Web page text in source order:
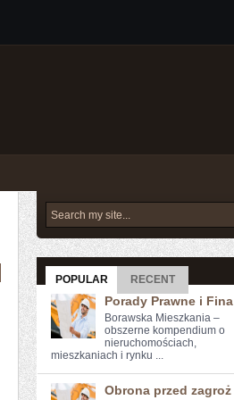
POPULAR RECENT
Porady Prawne i Fina
Borawska Mieszkania –
obszerne kompendium o
nieruchomościach,
mieszkaniach i rynku ...
Obrona przed zagroż